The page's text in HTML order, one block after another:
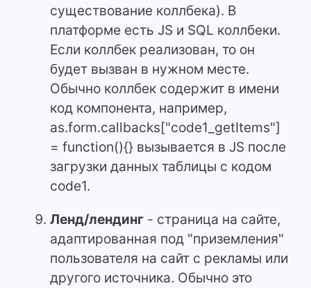
существование коллбека). В
платформе есть JS и SQL коллбеки.
Если коллбек реализован, то он
будет вызван в нужном месте.
Обычно коллбек содержит в имени
код компонента, например,
as.form.callbacks["code1_getItems"]
= function(){} вызывается в JS после
загрузки данных таблицы с кодом
code1.
Ленд/лендинг - страница на сайте,
адаптированная под "приземления"
пользователя на сайт с рекламы или
другого источника. Обычно это